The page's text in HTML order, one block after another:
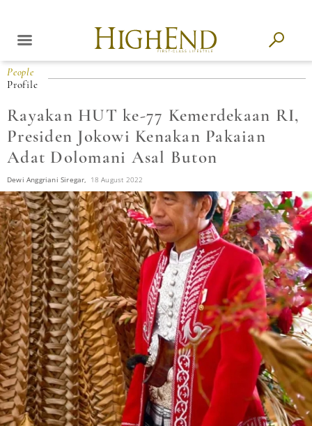
People
Profile
Rayakan HUT ke-77 Kemerdekaan RI,
Presiden Jokowi Kenakan Pakaian
Adat Dolomani Asal Buton
Dewi Anggriani Siregar, 18 August 2022